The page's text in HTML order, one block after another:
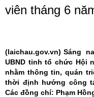
viên tháng 6
(laichau.gov.vn) Sáng
UBND tỉnh tổ chức Hội
nhằm thông tin, quán
thời định hướng công
Các đồng chí: Phạm